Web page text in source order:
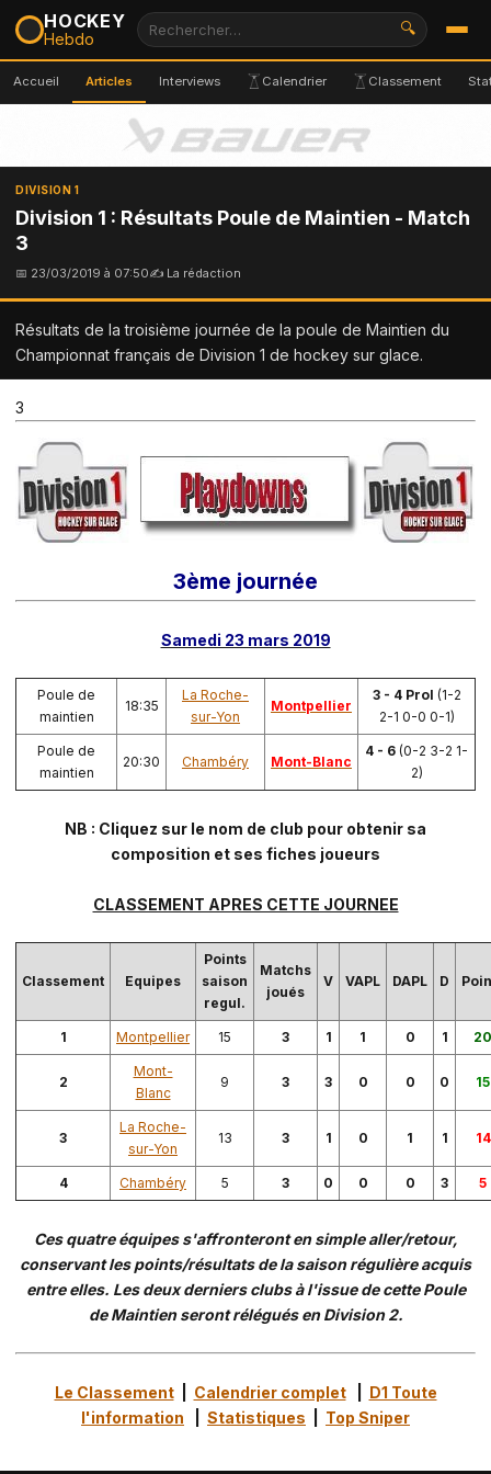
HOCKEY
Hebdo
🔍
Accueil Articles Interviews Calendrier Classement
DIVISION 1
Division 1 : Résultats Poule de Maintien - Match
3
📅 23/03/2019 à 07:50✍ La rédaction
Résultats de la troisième journée de la poule de Maintien du
Championnat français de Division 1 de hockey sur glace.
3
3ème journée
Samedi 23 mars 2019
Poule de
maintien
18:35
La Roche-
sur-Yon
Montpellier
3 - 4 Prol (1-2
2-1 0-0 0-1)
Poule de
maintien
20:30 Chambéry Mont-Blanc
4 - 6 (0-2 3-2 1-
2)
NB : Cliquez sur le nom de club pour obtenir sa
composition et ses fiches joueurs
CLASSEMENT APRES CETTE JOURNEE
Classement Equipes
Points
saison
regul.
Matchs
joués
V VAPL DAPL D
1 Montpellier 15 3 1 1 0 1 20
2
Mont-
Blanc
9 3 3 0 0 0 15
3
La Roche-
sur-Yon
13 3 1 0 1 1 14
4 Chambéry 5 3 0 0 0 3 5
Ces quatre équipes s'affronteront en simple aller/retour,
conservant les points/résultats de la saison régulière acquis
entre elles. Les deux derniers clubs à l'issue de cette Poule
de Maintien seront rélégués en Division 2.
Le Classement| Calendrier complet| D1 Toute
l'information
Statistiques Top Sniper